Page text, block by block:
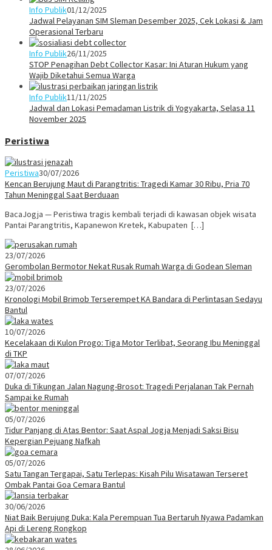
Info Publik01/12/2025
Jadwal Pelayanan SIM Sleman Desember 2025, Cek Lokasi & Jam
Operasional Terbaru
Info Publik26/11/2025
STOP Penagihan Debt Collector Kasar: Ini Aturan Hukum yang
Wajib Diketahui Semua Warga
Info Publik11/11/2025
Jadwal dan Lokasi Pemadaman Listrik di Yogyakarta, Selasa 11
November 2025
Peristiwa
Peristiwa30/07/2026
Kencan Berujung Maut di Parangtritis: Tragedi Kamar 30 Ribu, Pria 70
Tahun Meninggal Saat Berduaan
BacaJogja — Peristiwa tragis kembali terjadi di kawasan objek wisata
Pantai Parangtritis, Kapanewon Kretek, Kabupaten […]
23/07/2026
Gerombolan Bermotor Nekat Rusak Rumah Warga di Godean Sleman
23/07/2026
Kronologi Mobil Brimob Terserempet KA Bandara di Perlintasan Sedayu
Bantul
10/07/2026
Kecelakaan di Kulon Progo: Tiga Motor Terlibat, Seorang Ibu Meninggal
di TKP
07/07/2026
Duka di Tikungan Jalan Nagung-Brosot: Tragedi Perjalanan Tak Pernah
Sampai ke Rumah
05/07/2026
Tidur Panjang di Atas Bentor: Saat Aspal Jogja Menjadi Saksi Bisu
Kepergian Pejuang Nafkah
05/07/2026
Satu Tangan Tergapai, Satu Terlepas: Kisah Pilu Wisatawan Terseret
Ombak Pantai Goa Cemara Bantul
30/06/2026
Niat Baik Berujung Duka: Kala Perempuan Tua Bertaruh Nyawa Padamkan
Api di Lereng Rongkop